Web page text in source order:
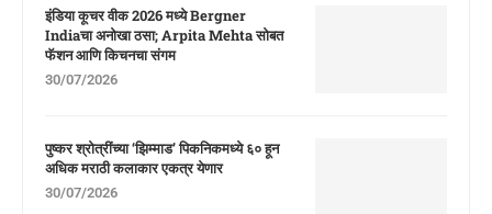
इंडिया कूचर वीक 2026 मध्ये Bergner
Indiaचा अनोखा ठसा; Arpita Mehta सोबत
फॅशन आणि किचनचा संगम
30/07/2026
पुष्कर श्रोत्रींच्या ‘झिम्माड’ पिकनिकमध्ये ६० हून
अधिक मराठी कलाकार एकत्र येणार
30/07/2026